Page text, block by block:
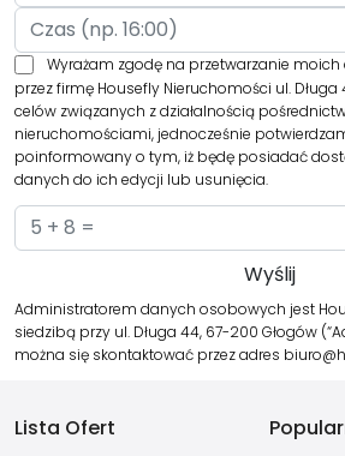
Wyrażam zgodę na przetwarzanie
przez firmę Housefly Nieruchomości ul. Długa
celów związanych z działalnością
nieruchomościami, jednocześnie
poinformowany o tym, iż będę posiadać
danych do ich edycji lub usunięcia.
Administratorem danych osobowych jest
siedzibą przy ul. Długa 44, 67-200 Głogów
można się skontaktować przez adres
Lista Ofert